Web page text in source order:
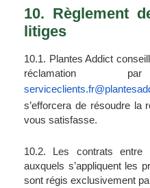
10. Règlement
litiges
10.1. Plantes Addict
s’efforcera de résoudre la
vous satisfasse.
10.2. Les contrats entre
auxquels s’appliquent les
sont régis exclusivement